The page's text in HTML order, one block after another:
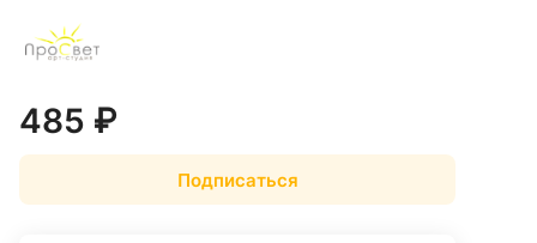
485 ₽
Подписаться